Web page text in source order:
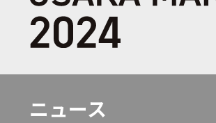
ニュース